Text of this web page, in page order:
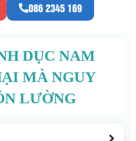
086 2345 169
DỤC NAM
MÀ NGUY
LƯỜNG